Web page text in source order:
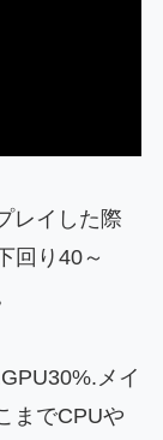
レイした際
回り40～
メイ
までCPUや